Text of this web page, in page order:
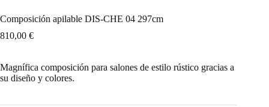
Composición apilable DIS-CHE 04 297cm
810,00 €
Magnífica composición para salones de estilo rústico gracias a
su diseño y colores.